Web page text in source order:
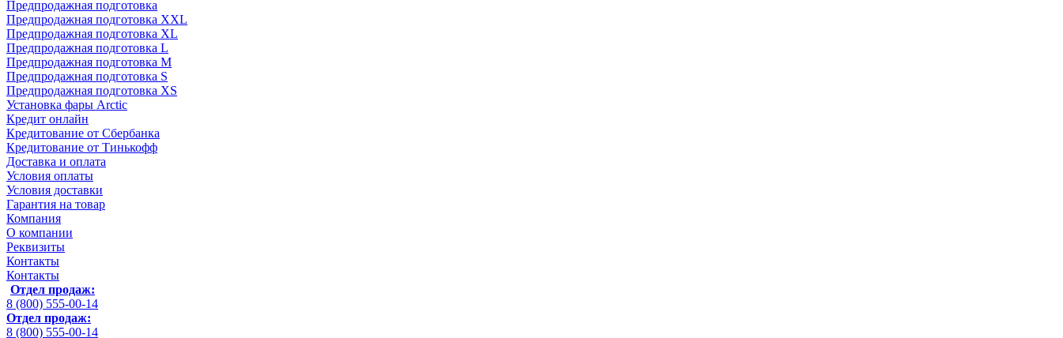
Предпродажная подготовка
Предпродажная подготовка XXL
Предпродажная подготовка XL
Предпродажная подготовка L
Предпродажная подготовка M
Предпродажная подготовка S
Предпродажная подготовка XS
Установка фары Arctic
Кредит онлайн
Кредитование от Сбербанка
Кредитование от Тинькофф
Доставка и оплата
Условия оплаты
Условия доставки
Гарантия на товар
Компания
О компании
Реквизиты
Контакты
Контакты
Отдел продаж:
8 (800) 555-00-14
Отдел продаж:
8 (800) 555-00-14